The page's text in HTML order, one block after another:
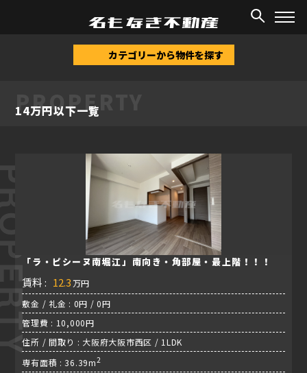
物件情報/14万円以下
カテゴリーから物件を探す
PROPERTY
14万円以下一覧
「ラ・ピシーヌ南堀江」南向き・角部屋・最上階！！！
賃料 : 12.3 万円
敷金 / 礼金 : 0円 / 0円
管理費 : 10,000円
住所 / 間取り : 大阪府大阪市西区 / 1LDK
専有面積 : 36.39m2